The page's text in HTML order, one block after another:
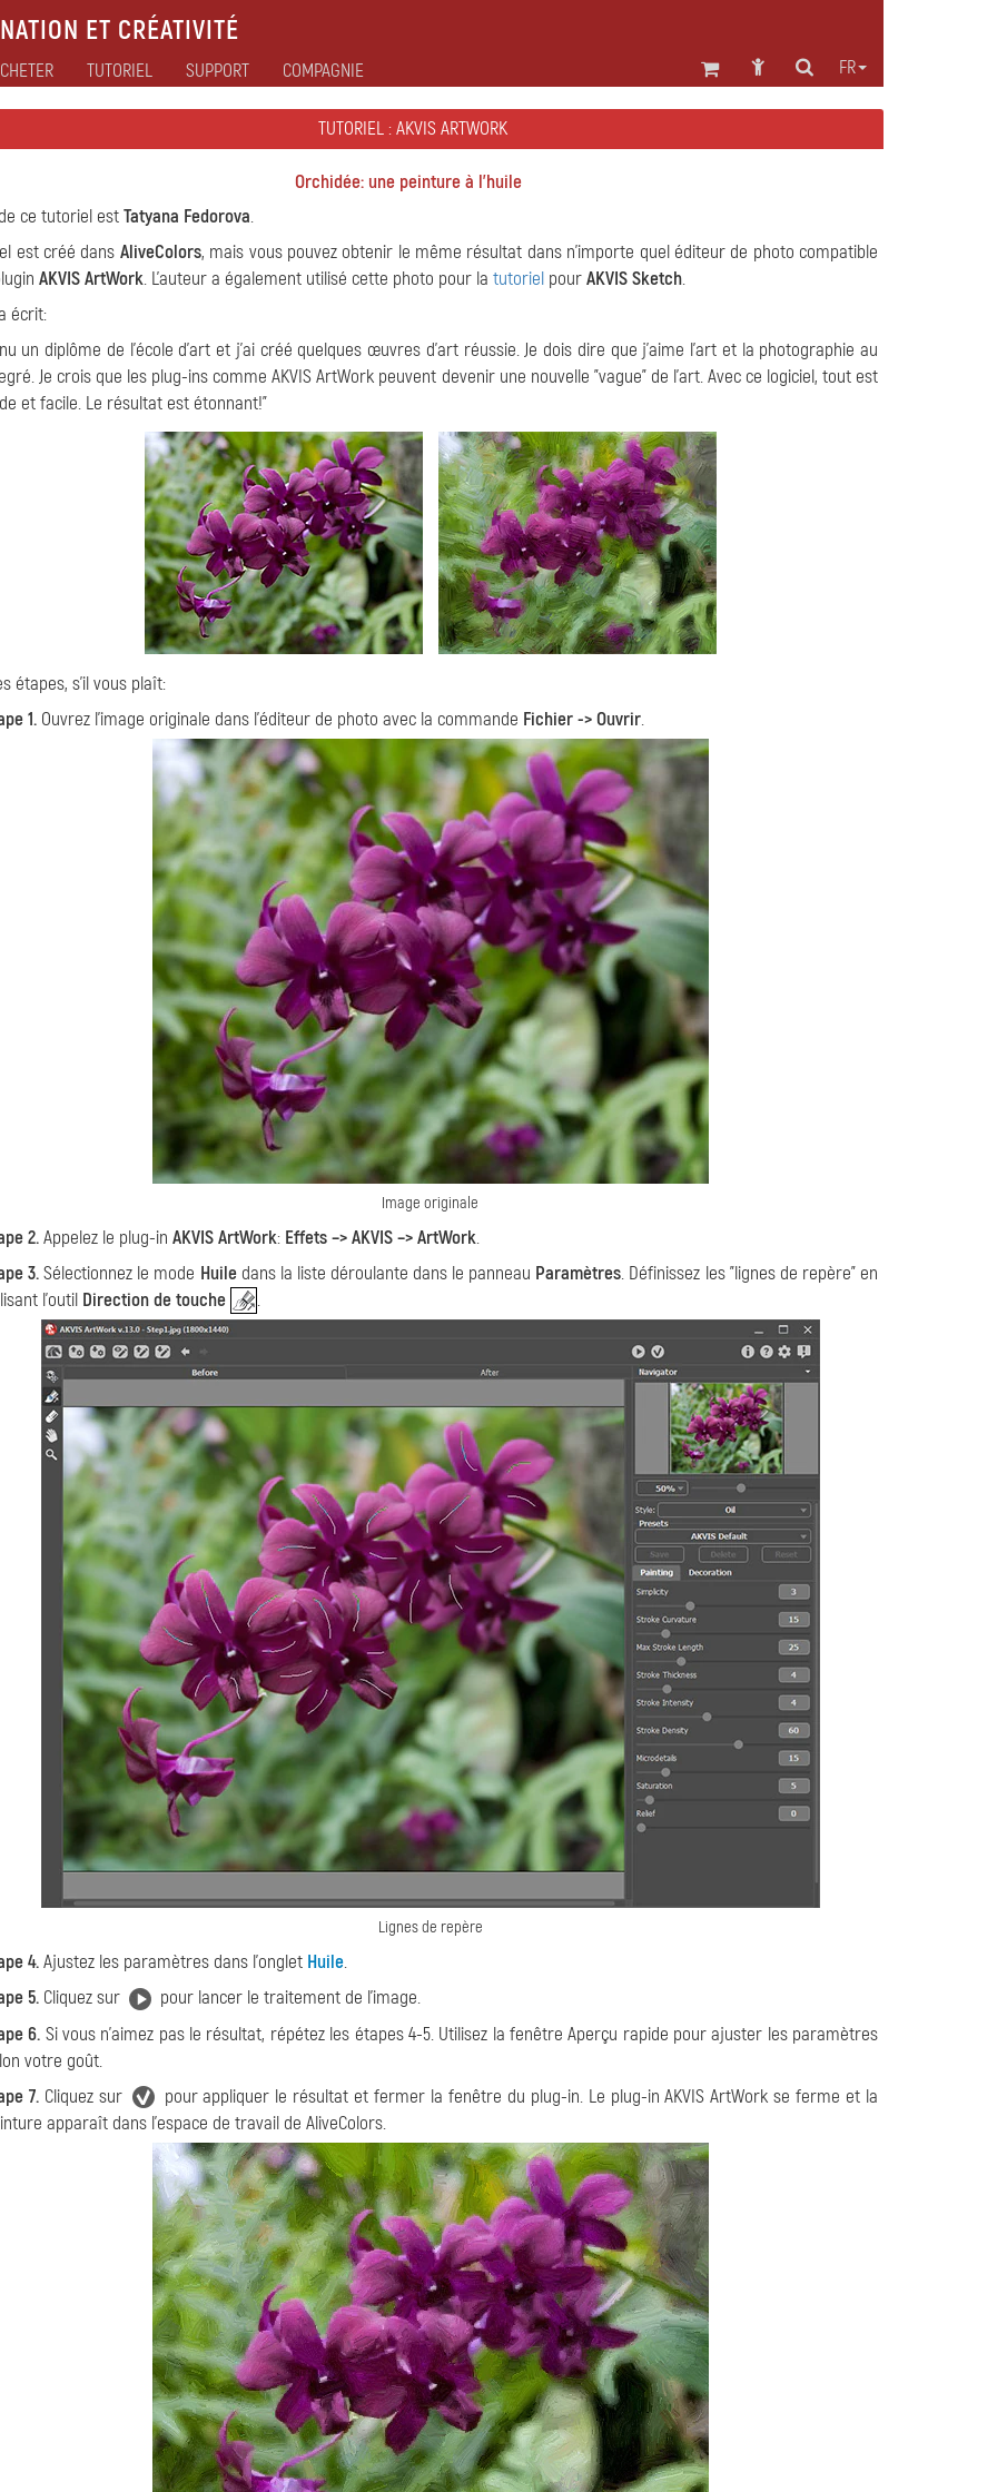
ET CRÉATIVITÉ
FR
TUTORIEL SUPPORT COMPAGNIE
TUTORIEL : AKVIS ARTWORK
Orchidée: une peinture à l'huile
ce tutoriel estTatyana Fedorova.
est créé dans AliveColors, mais vous pouvez obtenir le même résultat dans n'importe quel éditeur de photo compatible
AKVIS ArtWork. L'auteur a également utilisé cette photo pour la tutoriel pourAKVIS Sketch.
écrit:
un diplôme de l'école d'art et j'ai créé quelques œuvres d'art réussie. Je dois dire que j'aime l'art et la photographie au
Je crois que les plug-ins comme AKVIS ArtWork peuvent devenir une nouvelle "vague" de l'art. Avec ce logiciel, tout est
et facile. Le résultat est étonnant!"
étapes, s'il vous plaît:
1. Ouvrez l'image originale dans l'éditeur de photo avec la commande Fichier -> Ouvrir.
Image originale
2.Appelez le plug-in AKVIS ArtWork: Effets –> AKVIS –> ArtWork.
3.Sélectionnez le mode Huiledans la liste déroulante dans le panneau Paramètres. Définissez les "lignes de repère" en
l'outil Direction de touche .
Lignes de repère
4.Ajustez les paramètres dans l'onglet Huile.
5. Cliquez sur
pour lancer le traitement de l'image.
6. Si vous n'aimez pas le résultat, répétez les étapes 4-5. Utilisez la fenêtre Aperçu rapide pour ajuster les paramètres
votre goût.
7.Cliquez sur
pour appliquer le résultat et fermer la fenêtre du plug-in. Le plug-in AKVIS ArtWork se ferme et la
apparaît dans l'espace de travail de AliveColors.